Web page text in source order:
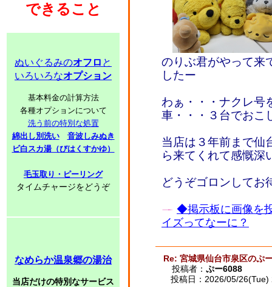
できること
ぬいぐるみのオフロ と
いろいろなオプション
基本料金の計算方法
各種オプションについて
洗う前の特別な処置
綿出し別洗い
音波しみぬき
ビ白スカ湯（びはくすかゆ）
毛玉取り・ピーリング
タイムチャージをどうぞ
なめらか温泉郷の湯治
当店だけの特別なサービス
のりぶ君がやって来
したー
わぁ・・・ナクレ号
車・・・３台でおこ
当店は３年前まで仙
ら来てくれて感慨深
どうぞゴロンしてお
◆掲示板に画像を
イズってなーに？
Re: 宮城県仙台市泉区のぷ
投稿者： ぷー6088
投稿日：2026/05/